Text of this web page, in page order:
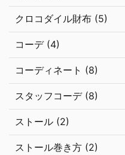
クロコダイル財布 (5)
コーデ (4)
コーディネート (8)
スタッフコーデ (8)
ストール (2)
ストール巻き方 (2)